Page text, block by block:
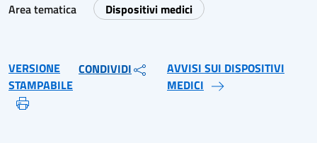
Area tematica Dispositivi medici
VERSIONE
STAMPABILE
CONDIVIDI
AVVISI SUI DISPOSITIVI
MEDICI